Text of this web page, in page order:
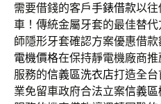
需要借錢的客戶手錶借款以往
車！傳統金屬牙套的最佳替代
師隱形牙套確認方案優惠借
電機價格在保持靜電機廠商
服務的信義區洗衣店打造全
業免留車政府合法立案信義